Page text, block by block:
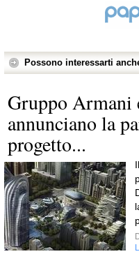
Possono interessarti
Gruppo Armani
annunciano la
progetto...